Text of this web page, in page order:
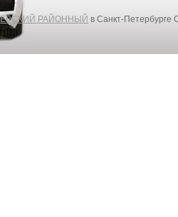
РАЙОННЫЙ в Санкт-Петербурге